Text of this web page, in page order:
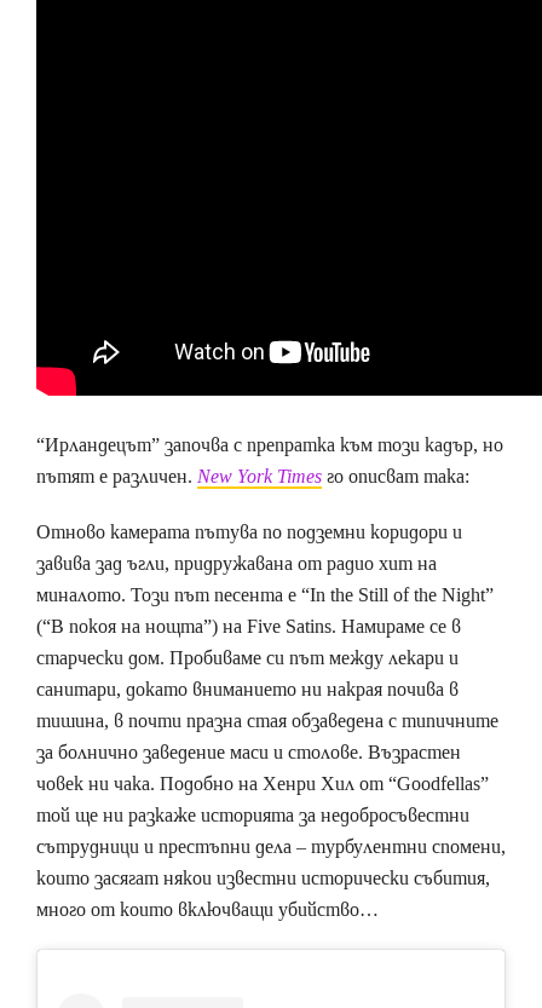
“Ирландецът” започва с препратка към този кадър, но
пътят е различен. New York Timesго описват така:
Отново камерата пътува по подземни коридори и
завива зад ъгли, придружавана от радио хит на
миналото. Този път песента е “In the Still of the Night”
(“В покоя на нощта”) на Five Satins. Намираме се в
старчески дом. Пробиваме си път между лекари и
санитари, докато вниманието ни накрая почива в
тишина, в почти празна стая обзаведена с типичните
за болнично заведение маси и столове. Възрастен
човек ни чака. Подобно на Хенри Хил от “Goodfellas”
той ще ни разкаже историята за недобросъвестни
сътрудници и престъпни дела – турбулентни спомени,
които засягат някои известни исторически събития,
много от които включващи убийство…